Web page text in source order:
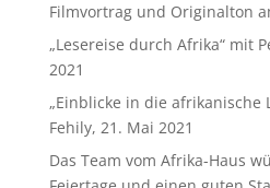
Filmvortrag und Originalton
„Lesereise durch Afrika“ mit
2021
„Einblicke in die afrikanische
Fehily, 21. Mai 2021
Das Team vom Afrika-Haus